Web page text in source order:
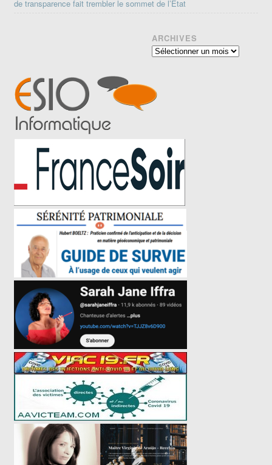
de transparence fait trembler le sommet de l’État
ARCHIVES
Archives